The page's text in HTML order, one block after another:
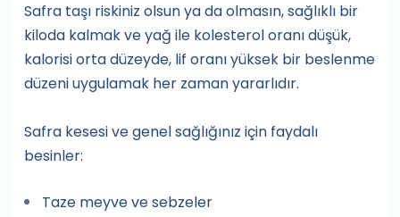
Safra taşı riskiniz olsun ya da olmasın, sağlıklı bir
kiloda kalmak ve yağ ile kolesterol oranı düşük,
kalorisi orta düzeyde, lif oranı yüksek bir beslenme
düzeni uygulamak her zaman yararlıdır.
Safra kesesi ve genel sağlığınız için faydalı
besinler:
Taze meyve ve sebzeler